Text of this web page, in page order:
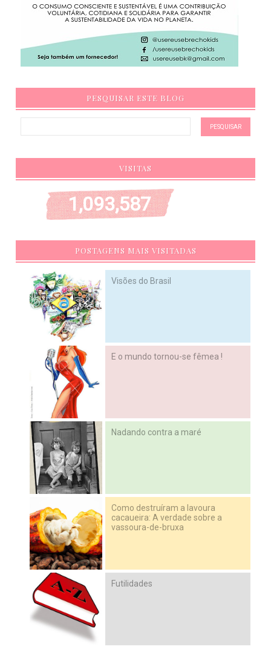
PESQUISAR ESTE BLOG
VISITAS
1,093,587
POSTAGENS MAIS VISITADAS
Visões do Brasil
E o mundo tornou-se fêmea !
Nadando contra a maré
Como destruíram a lavoura
cacaueira: A verdade sobre a
vassoura-de-bruxa
Futilidades